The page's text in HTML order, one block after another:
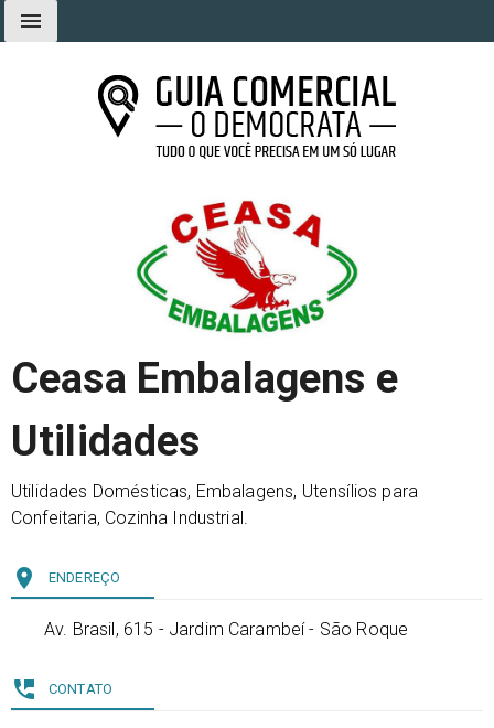
para
menu
Ceasa Embalagens e
Utilidades
Utilidades Domésticas, Embalagens, Utensílios para
Confeitaria, Cozinha Industrial.
place ENDEREÇO
Av. Brasil, 615 - Jardim Carambeí - São Roque
perm_phone_msg CONTATO